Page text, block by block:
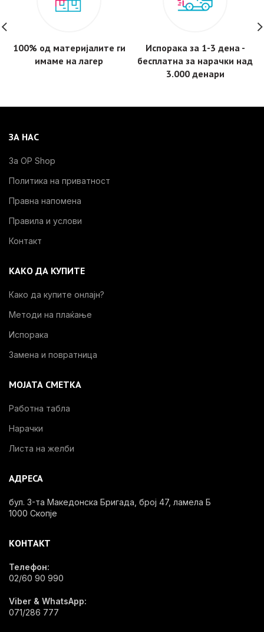
100% од материјалите ги
имаме на лагер
Испорака за 1-3 дена -
бесплатнa за нарачки над
3.000 денари
ЗА НАС
За OP Shop
Политика на приватност
Правна напомена
Правила и услови
Контакт
КАКО ДА КУПИТЕ
Како да купите онлајн?
Методи на плаќање
Испорака
Замена и повратница
МОЈАТА СМЕТКА
Работна табла
Нарачки
Листа на желби
АДРЕСА
бул. 3-та Македонска Бригада, број 47, ламела Б
1000 Скопје
КОНТАКТ
Телефон:
02/60 90 990
Viber & WhatsApp:
071/286 777